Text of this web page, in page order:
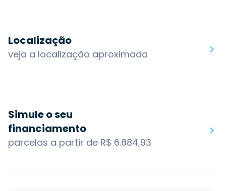
Localização
veja a localização aproximada
Simule o seu
financiamento
parcelas a partir de R$ 6.884,93